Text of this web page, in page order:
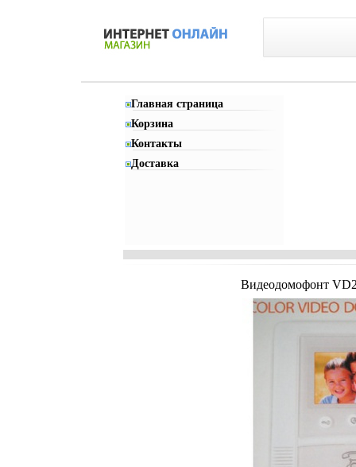
Главная страница
Корзина
Контакты
Доставка
Видеодомофонт